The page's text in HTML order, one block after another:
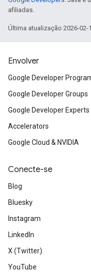
afiliadas.
Última atualização 2026-02-
Envolver
Google Developer
Google Developer Groups
Google Developer Experts
Accelerators
Google Cloud & NVIDIA
Conecte-se
Blog
Bluesky
Instagram
LinkedIn
X (Twitter)
YouTube